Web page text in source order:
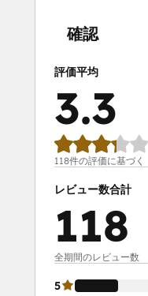
確認
評価平均
3.3
118件の評価に基づく
レビュー数合計
118
全期間のレビュー数
5
了了了